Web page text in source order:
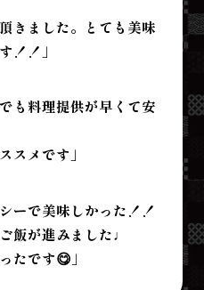
きました。とても美味
！！」
も料理提供が早くて安
スメです」
ーで美味しかった！！
飯が進みました♩
たです😋」